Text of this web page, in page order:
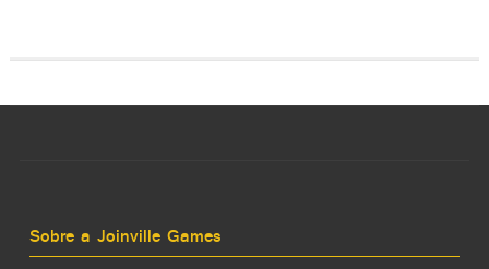
Sobre a Joinville Games